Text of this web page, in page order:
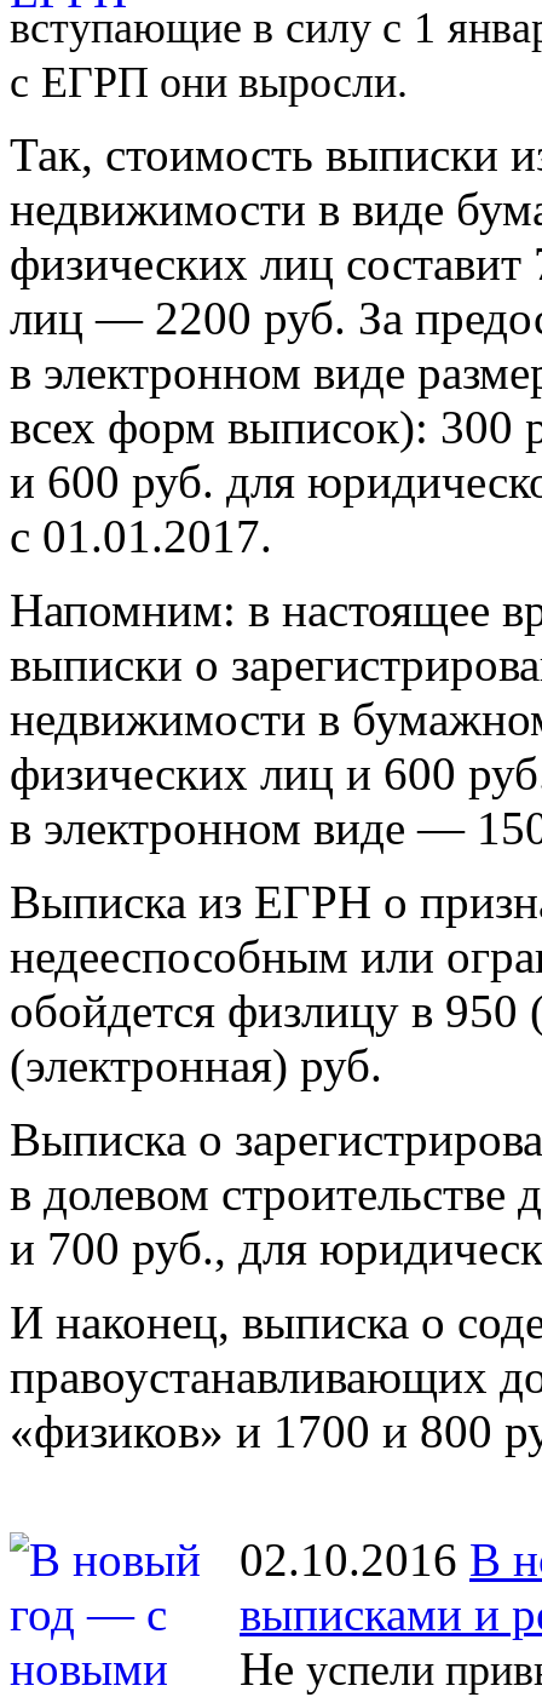
вступающие в силу с 1
с ЕГРП они выросли.
Так, стоимость выписки
недвижимости в виде
физических лиц
лиц — 2200 руб. За
в электронном виде
всех форм выписок): 300
и 600 руб. для
с 01.01.2017.
Напомним: в настоящее
выписки о
недвижимости в
физических лиц и 600
в электронном виде —
Выписка из ЕГРН о
недееспособным или
обойдется физлицу в
(электронная) руб.
Выписка о
в долевом
и 700 руб., для
И наконец, выписка о
правоустанавливающих
«физиков» и 1700 и 800
02.10.2016 В
выписками и
Не успели